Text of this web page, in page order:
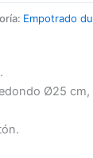
Empotrado
Ø25